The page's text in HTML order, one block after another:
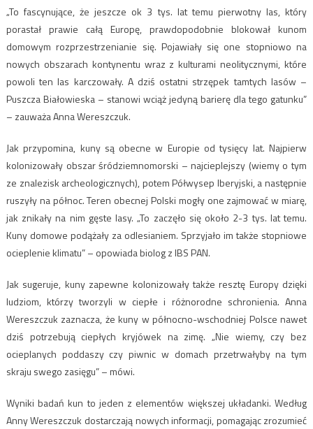
„To fascynujące, że jeszcze ok 3 tys. lat temu pierwotny las, który
porastał prawie całą Europę, prawdopodobnie blokował kunom
domowym rozprzestrzenianie się. Pojawiały się one stopniowo na
nowych obszarach kontynentu wraz z kulturami neolitycznymi, które
powoli ten las karczowały. A dziś ostatni strzępek tamtych lasów –
Puszcza Białowieska – stanowi wciąż jedyną barierę dla tego gatunku”
– zauważa Anna Wereszczuk.
Jak przypomina, kuny są obecne w Europie od tysięcy lat. Najpierw
kolonizowały obszar śródziemnomorski – najcieplejszy (wiemy o tym
ze znalezisk archeologicznych), potem Półwysep Iberyjski, a następnie
ruszyły na północ. Teren obecnej Polski mogły one zajmować w miarę,
jak znikały na nim gęste lasy. „To zaczęło się około 2-3 tys. lat temu.
Kuny domowe podążały za odlesianiem. Sprzyjało im także stopniowe
ocieplenie klimatu” – opowiada biolog z IBS PAN.
Jak sugeruje, kuny zapewne kolonizowały także resztę Europy dzięki
ludziom, którzy tworzyli w ciepłe i różnorodne schronienia. Anna
Wereszczuk zaznacza, że kuny w północno-wschodniej Polsce nawet
dziś potrzebują ciepłych kryjówek na zimę. „Nie wiemy, czy bez
ocieplanych poddaszy czy piwnic w domach przetrwałyby na tym
skraju swego zasięgu” – mówi.
Wyniki badań kun to jeden z elementów większej układanki. Według
Anny Wereszczuk dostarczają nowych informacji, pomagając zrozumieć